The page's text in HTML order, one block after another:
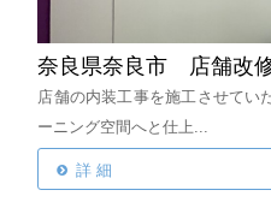
奈良県奈良市 店舗改
店舗の内装工事を施工させてい
ーニング空間へと仕上...
詳 細